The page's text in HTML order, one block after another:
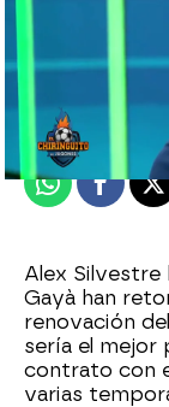
El
Publicado: 27
Whatsapp X
Alex Silvestre
Gayà han
renovación
sería el mejor
contrato con
varias